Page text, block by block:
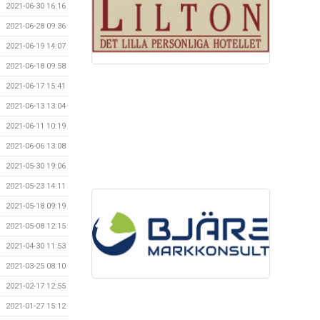
2021-06-30 16:16
2021-06-28 09:36
2021-06-19 14:07
2021-06-18 09:58
2021-06-17 15:41
2021-06-13 13:04
2021-06-11 10:19
2021-06-06 13:08
2021-05-30 19:06
2021-05-23 14:11
2021-05-18 09:19
2021-05-08 12:15
2021-04-30 11:53
2021-03-25 08:10
2021-02-17 12:55
2021-01-27 15:12